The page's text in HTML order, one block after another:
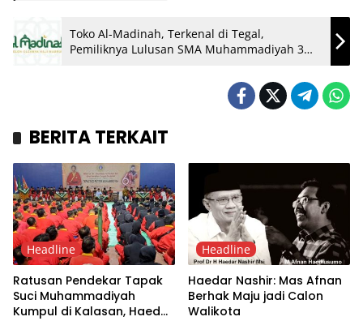
Toko Al-Madinah, Terkenal di Tegal,
Pemiliknya Lulusan SMA Muhammadiyah 3
BERITA TERKAIT
Headline
Ratusan Pendekar Tapak
Suci Muhammadiyah
Kumpul di Kalasan, Haedar
Headline
Haedar Nashir: Mas Afnan
Berhak Maju jadi Calon
Walikota